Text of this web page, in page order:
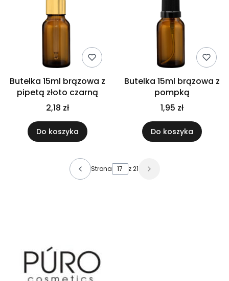
Butelka 15ml brązowa z
pipetą złoto czarną
2,18 zł
Do koszyka
Butelka 15ml brązowa z
pompką
1,95 zł
Do koszyka
Strona z 21